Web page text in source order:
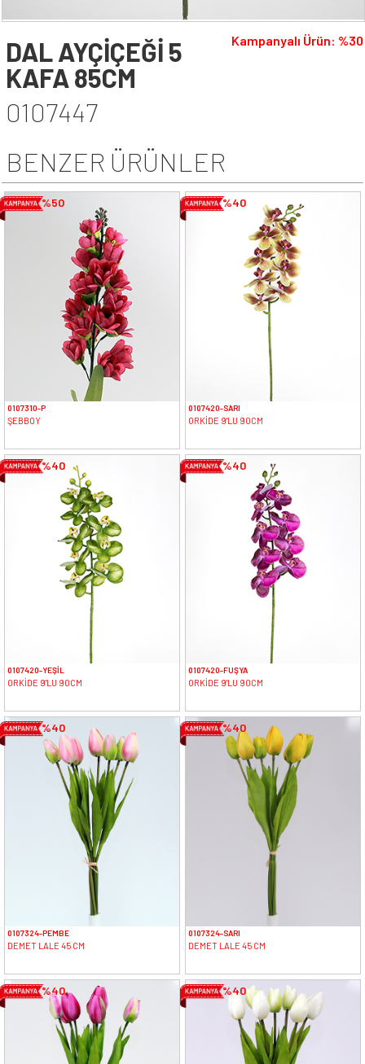
Kampanyalı Ürün: %30
DAL AYÇİÇEĞİ 5
KAFA 85CM
0107447
BENZER ÜRÜNLER
%50
0107310-P
ŞEBBOY
%40
0107420-SARI
ORKİDE 9'LU 90CM
%40
0107420-YEŞİL
ORKİDE 9'LU 90CM
%40
0107420-FUŞYA
ORKİDE 9'LU 90CM
%40
0107324-PEMBE
DEMET LALE 45 CM
%40
0107324-SARI
DEMET LALE 45 CM
%40 %40